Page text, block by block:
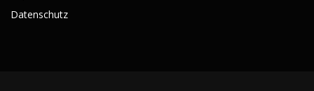
Datenschutz